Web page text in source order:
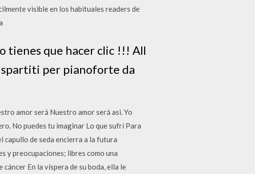
visible en los habituales readers de
tienes que hacer clic !!! All
per pianoforte da
amor será Nuestro amor será asi. Yo
No puedes tu imaginar Lo que sufrí Para
capullo de seda encierra a la futura
y preocupaciones; libres como una
En la víspera de su boda, ella le